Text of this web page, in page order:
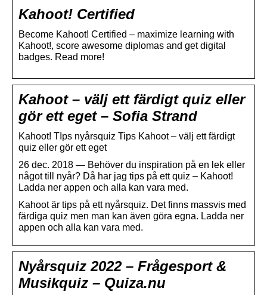
Kahoot! Certified
Become Kahoot! Certified – maximize learning with
Kahoot!, score awesome diplomas and get digital
badges. Read more!
Kahoot – välj ett färdigt quiz eller
gör ett eget – Sofia Strand
Kahoot! TIps nyårsquiz Tips Kahoot – välj ett färdigt
quiz eller gör ett eget
26 dec. 2018 — Behöver du inspiration på en lek eller
något till nyår? Då har jag tips på ett quiz – Kahoot!
Ladda ner appen och alla kan vara med.
Kahoot är tips på ett nyårsquiz. Det finns massvis med
färdiga quiz men man kan även göra egna. Ladda ner
appen och alla kan vara med.
Nyårsquiz 2022 – Frågesport &
Musikquiz – Quiza.nu